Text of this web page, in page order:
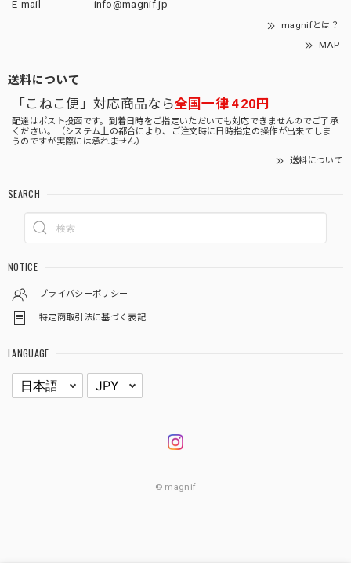
E-mail
info@magnif.jp
magnifとは？
MAP
送料について
「こねこ便」対応商品なら全国一律 420円
配達はポスト投函です。到着日時をご指定いただいても対応できませんのでご了承
ください。（システム上の都合により、ご注文時に日時指定の操作が出来てしま
うのですが実際には承れません）
送料について
SEARCH
NOTICE
プライバシーポリシー
特定商取引法に基づく表記
LANGUAGE
© magnif